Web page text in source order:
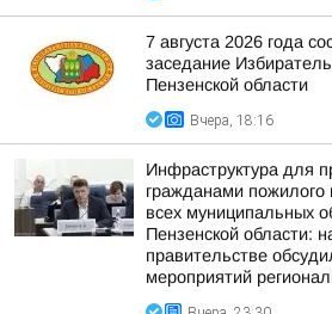
7 августа 2026 года
заседание
Пензенской области
Вчера, 18:16
Инфраструктура для
гражданами пожилого
всех муниципальных
Пензенской области:
правительстве
мероприятий